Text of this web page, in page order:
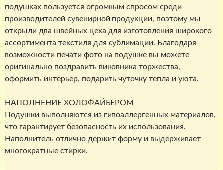
подушках пользуется огромным спросом среди
производителей сувенирной продукции, поэтому мы
открыли два швейных цеха для изготовления широкого
ассортимента текстиля для сублимации. Благодаря
возможности печати фото на подушке вы можете
оригинально поздравить виновника торжества,
оформить интерьер, подарить чуточку тепла и уюта.
НАПОЛНЕНИЕ ХОЛОФАЙБЕРОМ
Подушки выполняются из гипоаллергенных материалов,
что гарантирует безопасность их использования.
Наполнитель отлично держит форму и выдерживает
многократные стирки.